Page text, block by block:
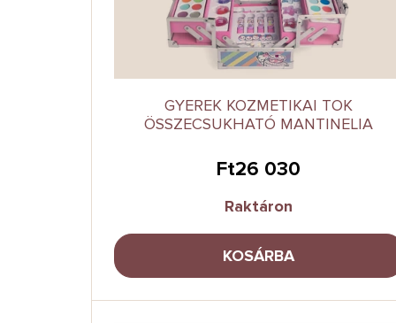
GYEREK KOZMETIKAI TOK
ÖSSZECSUKHATÓ MANTINELIA
Ft26 030
Raktáron
KOSÁRBA